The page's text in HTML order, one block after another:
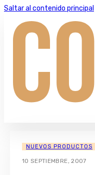
Saltar al contenido principal
NUEVOS PRODUCTOS
10 SEPTIEMBRE, 2007